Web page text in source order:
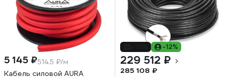
5 145 ₽514.5 ₽/м
Кабель силовой AURA
-12%
229 512 ₽
285 108 ₽